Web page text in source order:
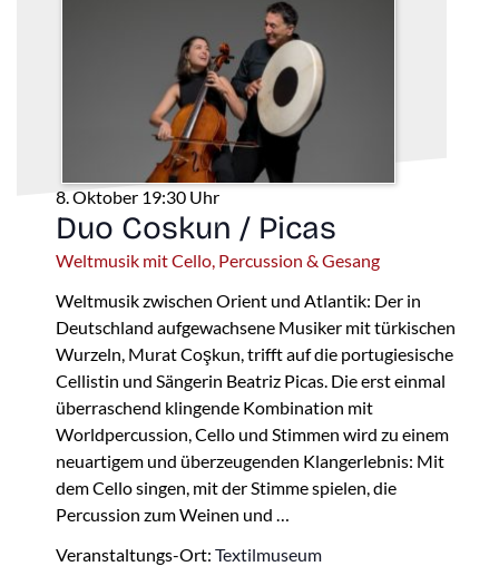
8. Oktober 19:30 Uhr
Duo Coskun / Picas
Weltmusik mit Cello, Percussion & Gesang
Weltmusik zwischen Orient und Atlantik: Der in
Deutschland aufgewachsene Musiker mit türkischen
Wurzeln, Murat Coşkun, trifft auf die portugiesische
Cellistin und Sängerin Beatriz Picas. Die erst einmal
überraschend klingende Kombination mit
Worldpercussion, Cello und Stimmen wird zu einem
neuartigem und überzeugenden Klangerlebnis: Mit
dem Cello singen, mit der Stimme spielen, die
Percussion zum Weinen und …
Veranstaltungs-Ort: Textilmuseum